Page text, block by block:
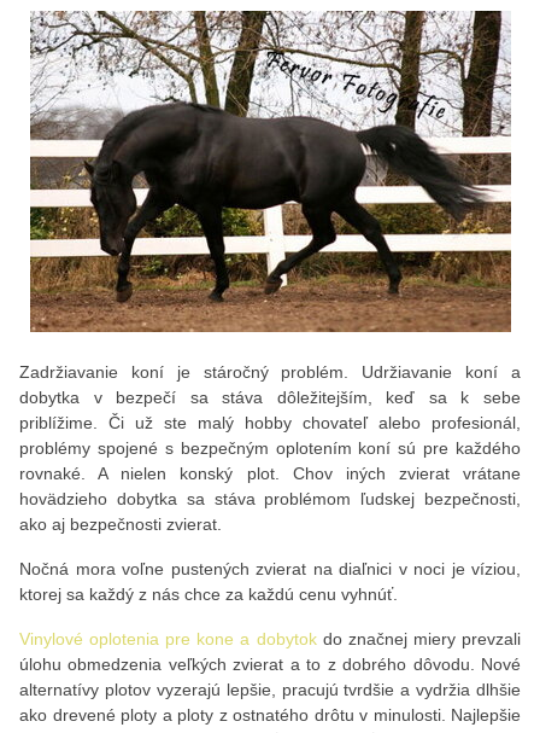
Zadržiavanie koní je stáročný problém. Udržiavanie koní a
dobytka v bezpečí sa stáva dôležitejším, keď sa k sebe
priblížime. Či už ste malý hobby chovateľ alebo profesionál,
problémy spojené s bezpečným oplotením koní sú pre každého
rovnaké. A nielen konský plot. Chov iných zvierat vrátane
hovädzieho dobytka sa stáva problémom ľudskej bezpečnosti,
ako aj bezpečnosti zvierat.
Nočná mora voľne pustených zvierat na diaľnici v noci je víziou,
ktorej sa každý z nás chce za každú cenu vyhnúť.
Vinylové oplotenia pre kone a dobytok do značnej miery prevzali
úlohu obmedzenia veľkých zvierat a to z dobrého dôvodu. Nové
alternatívy plotov vyzerajú lepšie, pracujú tvrdšie a vydržia dlhšie
ako drevené ploty a ploty z ostnatého drôtu v minulosti. Najlepšie